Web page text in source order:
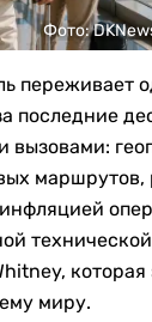
Фото:
переживает
последние
вызовами:
маршрутов,
которая
миру.